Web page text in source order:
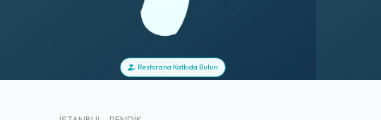
Restorana Katkıda Bulun